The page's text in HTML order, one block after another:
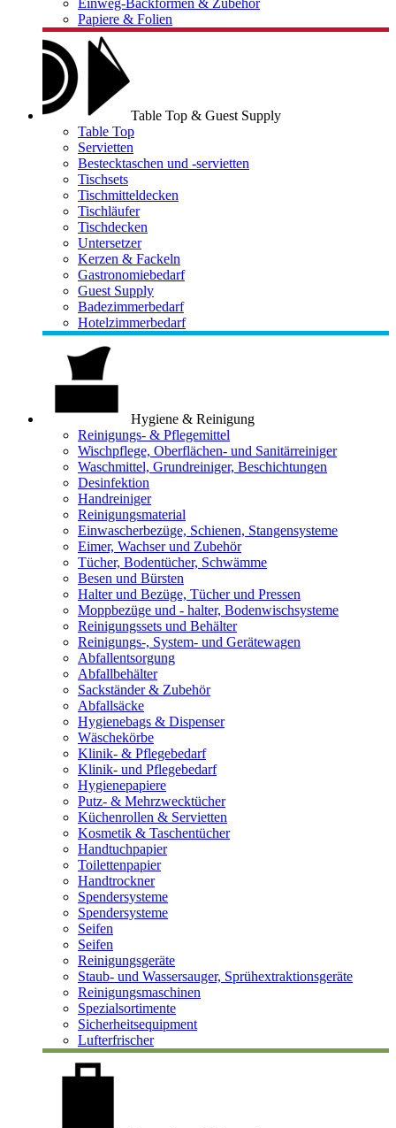
Einweg-Backformen & Zubehör
Papiere & Folien
Table Top & Guest Supply
Table Top
Servietten
Bestecktaschen und -servietten
Tischsets
Tischmitteldecken
Tischläufer
Tischdecken
Untersetzer
Kerzen & Fackeln
Gastronomiebedarf
Guest Supply
Badezimmerbedarf
Hotelzimmerbedarf
Hygiene & Reinigung
Reinigungs- & Pflegemittel
Wischpflege, Oberflächen- und Sanitärreiniger
Waschmittel, Grundreiniger, Beschichtungen
Desinfektion
Handreiniger
Reinigungsmaterial
Einwascherbezüge, Schienen, Stangensysteme
Eimer, Wachser und Zubehör
Tücher, Bodentücher, Schwämme
Besen und Bürsten
Halter und Bezüge, Tücher und Pressen
Moppbezüge und - halter, Bodenwischsysteme
Reinigungssets und Behälter
Reinigungs-, System- und Gerätewagen
Abfallentsorgung
Abfallbehälter
Sackständer & Zubehör
Abfallsäcke
Hygienebags & Dispenser
Wäschekörbe
Klinik- & Pflegebedarf
Klinik- und Pflegebedarf
Hygienepapiere
Putz- & Mehrzwecktücher
Küchenrollen & Servietten
Kosmetik & Taschentücher
Handtuchpapier
Toilettenpapier
Handtrockner
Spendersysteme
Spendersysteme
Seifen
Seifen
Reinigungsgeräte
Staub- und Wassersauger, Sprühextraktionsgeräte
Reinigungsmaschinen
Spezialsortimente
Sicherheitsequipment
Lufterfrischer